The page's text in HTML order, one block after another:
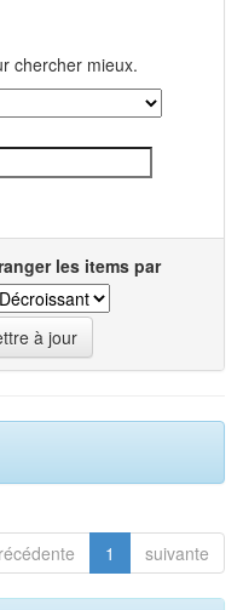
chercher mieux.
les items par
1 suivante